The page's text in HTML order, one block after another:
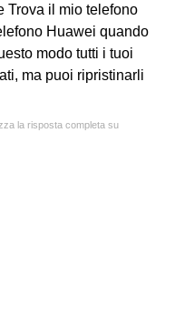
Trova il mio telefono
Huawei quando
modo tutti i tuoi
ma puoi ripristinarli
la risposta completa su